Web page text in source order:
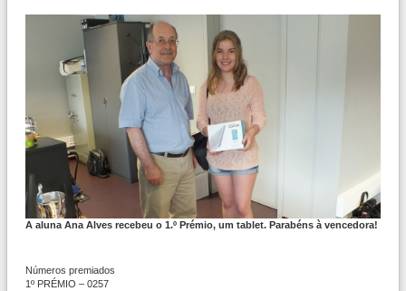
A aluna Ana Alves recebeu o 1.º Prémio, um tablet. Parabéns à vencedora!
Números premiados
1º PRÉMIO – 0257